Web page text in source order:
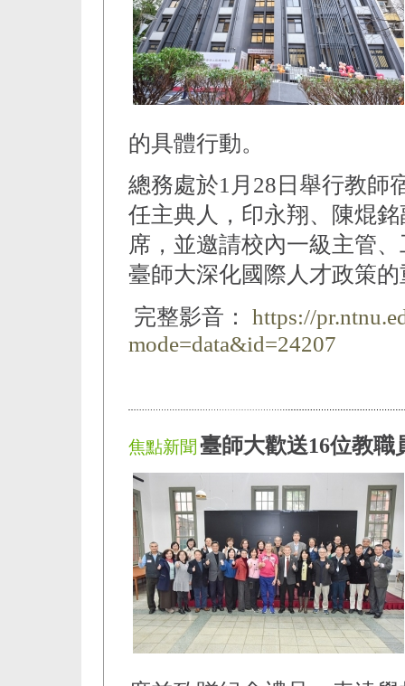
的具體行動。
總務處於1月28日舉行教師
任主典人，印永翔、陳焜
席，並邀請校內一級主管
臺師大深化國際人才政策
完整影音：
https://
mode=data&id=24207
焦點新聞臺師大歡送16位教職